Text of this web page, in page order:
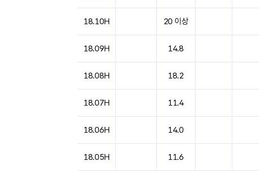
18.10H 20 이상
18.09H 14.8
18.08H 18.2
18.07H 11.4
18.06H 14.0
18.05H 11.6